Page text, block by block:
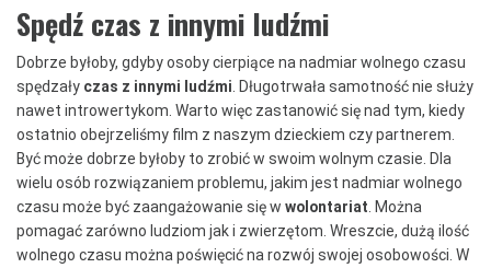
Spędź czas z innymi ludźmi
Dobrze byłoby, gdyby osoby cierpiące na nadmiar wolnego czasu
spędzały czas z innymi ludźmi . Długotrwała samotność nie służy
nawet introwertykom. Warto więc zastanowić się nad tym, kiedy
ostatnio obejrzeliśmy film z naszym dzieckiem czy partnerem.
Być może dobrze byłoby to zrobić w swoim wolnym czasie. Dla
wielu osób rozwiązaniem problemu, jakim jest nadmiar wolnego
czasu może być zaangażowanie się w wolontariat . Można
pomagać zarówno ludziom jak i zwierzętom. Wreszcie, dużą ilość
wolnego czasu można poświęcić na rozwój swojej osobowości. W